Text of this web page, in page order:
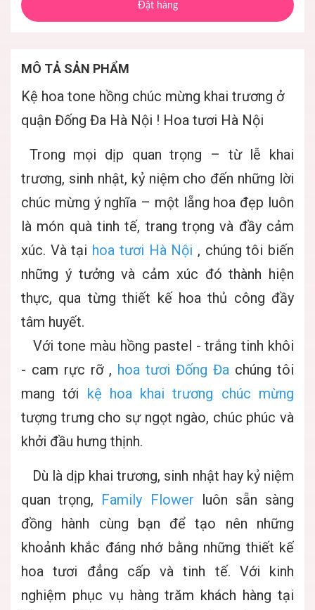
Đặt hàng
MÔ TẢ SẢN PHẨM
Kệ hoa tone hồng chúc mừng khai trương ở
quận Đống Đa Hà Nội ! Hoa tươi Hà Nội
Trong mọi dịp quan trọng – từ lễ khai
trương, sinh nhật, kỷ niệm cho đến những lời
chúc mừng ý nghĩa – một lẵng hoa đẹp luôn
là món quà tinh tế, trang trọng và đầy cảm
xúc. Và tại hoa tươi Hà Nội , chúng tôi biến
những ý tưởng và cảm xúc đó thành hiện
thực, qua từng thiết kế hoa thủ công đầy
tâm huyết.
Với tone màu hồng pastel - trắng tinh khôi
- cam rực rỡ , hoa tươi Đống Đa chúng tôi
mang tới kệ hoa khai trương chúc mừng
tượng trưng cho sự ngọt ngào, chúc phúc và
khởi đầu hưng thịnh.
Dù là dịp khai trương, sinh nhật hay kỷ niệm
quan trọng, Family Flower luôn sẵn sàng
đồng hành cùng bạn để tạo nên những
khoảnh khắc đáng nhớ bằng những thiết kế
hoa tươi đẳng cấp và tinh tế. Với kinh
nghiệm phục vụ hàng trăm khách hàng tại